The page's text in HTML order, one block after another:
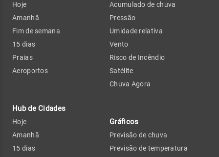
Hoje
Amanhã
Fim de semana
15 dias
Praias
Aeroportos
Hub de Cidades
Hoje
Amanhã
15 dias
Acumulado de chuva
Pressão
Umidade relativa
Vento
Risco de Incêndio
Satélite
Chuva Agora
Gráficos
Previsão de chuva
Previsão de temperatura